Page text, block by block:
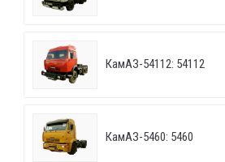
КамАЗ-54112: 54112
КамАЗ-5460: 5460